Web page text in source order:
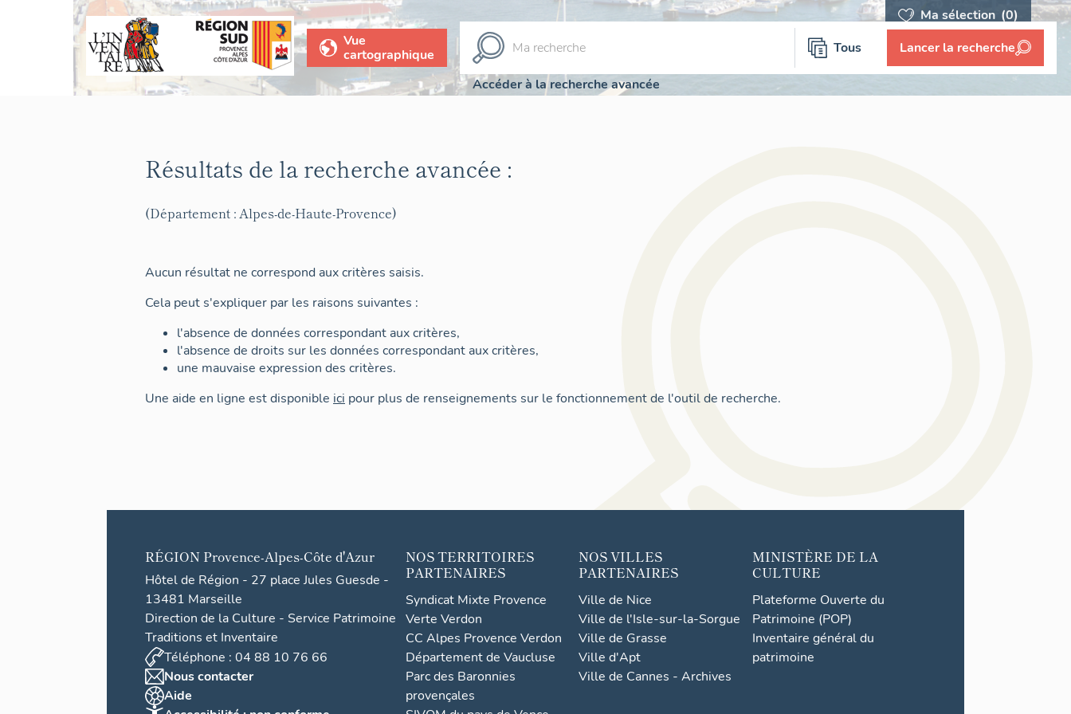
Ma sélection (0)
Vue
cartographique
Tous Lancer la recherche
Accéder à la recherche avancée
Résultats de la recherche avancée :
(Département : Alpes-de-Haute-Provence)
Aucun résultat ne correspond aux critères saisis.
Cela peut s'expliquer par les raisons suivantes :
l'absence de données correspondant aux critères,
l'absence de droits sur les données correspondant aux critères,
une mauvaise expression des critères.
Une aide en ligne est disponible ici pour plus de renseignements sur le fonctionnement de l'outil de recherche.
RÉGION Provence-Alpes-Côte d'Azur
Hôtel de Région - 27 place Jules Guesde -
13481 Marseille
Direction de la Culture - Service Patrimoine
Traditions et Inventaire
Téléphone : 04 88 10 76 66
Nous contacter
Aide
NOS TERRITOIRES
PARTENAIRES
Syndicat Mixte Provence
Verte Verdon
CC Alpes Provence Verdon
Département de Vaucluse
Parc des Baronnies
provençales
NOS VILLES
PARTENAIRES
Ville de Nice
Ville de l'Isle-sur-la-Sorgue
Ville de Grasse
Ville d'Apt
Ville de Cannes - Archives
MINISTÈRE DE LA
CULTURE
Plateforme Ouverte du
Patrimoine (POP)
Inventaire général du
patrimoine